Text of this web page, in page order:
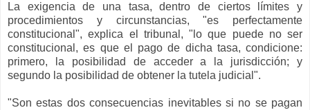
La exigencia de una tasa, dentro de ciertos límites y
procedimientos y circunstancias, "es perfectamente
constitucional", explica el tribunal, "lo que puede no ser
constitucional, es que el pago de dicha tasa, condicione:
primero, la posibilidad de acceder a la jurisdicción; y
segundo la posibilidad de obtener la tutela judicial".
"Son estas dos consecuencias inevitables si no se pagan